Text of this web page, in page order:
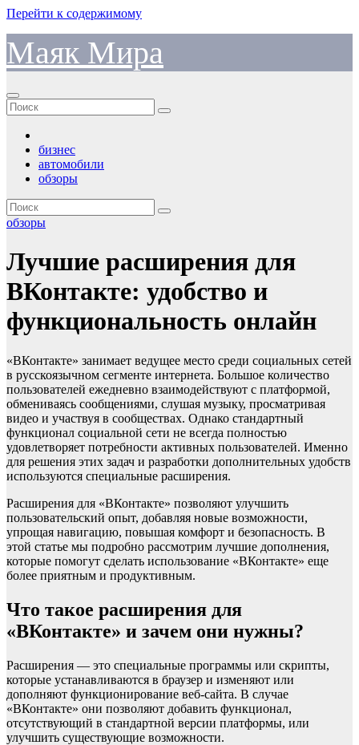
Перейти к содержимому
Маяк Мира
бизнес
автомобили
обзоры
обзоры
Лучшие расширения для
ВКонтакте: удобство и
функциональность онлайн
«ВКонтакте» занимает ведущее место среди социальных сетей
в русскоязычном сегменте интернета. Большое количество
пользователей ежедневно взаимодействуют с платформой,
обмениваясь сообщениями, слушая музыку, просматривая
видео и участвуя в сообществах. Однако стандартный
функционал социальной сети не всегда полностью
удовлетворяет потребности активных пользователей. Именно
для решения этих задач и разработки дополнительных удобств
используются специальные расширения.
Расширения для «ВКонтакте» позволяют улучшить
пользовательский опыт, добавляя новые возможности,
упрощая навигацию, повышая комфорт и безопасность. В
этой статье мы подробно рассмотрим лучшие дополнения,
которые помогут сделать использование «ВКонтакте» еще
более приятным и продуктивным.
Что такое расширения для
«ВКонтакте» и зачем они нужны?
Расширения — это специальные программы или скрипты,
которые устанавливаются в браузер и изменяют или
дополняют функционирование веб-сайта. В случае
«ВКонтакте» они позволяют добавить функционал,
отсутствующий в стандартной версии платформы, или
улучшить существующие возможности.